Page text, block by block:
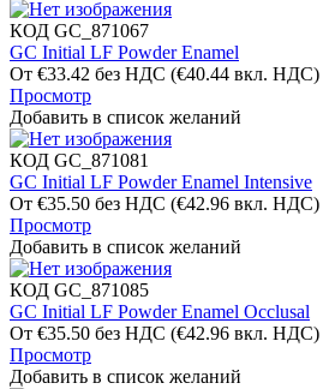
КОД GC_871067
GC Initial LF Powder Enamel
От €33.42 без НДС (€40.44 вкл. НДС)
Просмотр
Добавить в список желаний
КОД GC_871081
GC Initial LF Powder Enamel Intensive
От €35.50 без НДС (€42.96 вкл. НДС)
Просмотр
Добавить в список желаний
КОД GC_871085
GC Initial LF Powder Enamel Occlusal
От €35.50 без НДС (€42.96 вкл. НДС)
Просмотр
Добавить в список желаний